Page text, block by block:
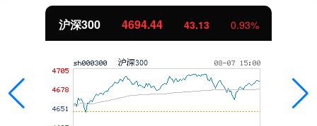
沪深300 4694.44 43.13 0.93%